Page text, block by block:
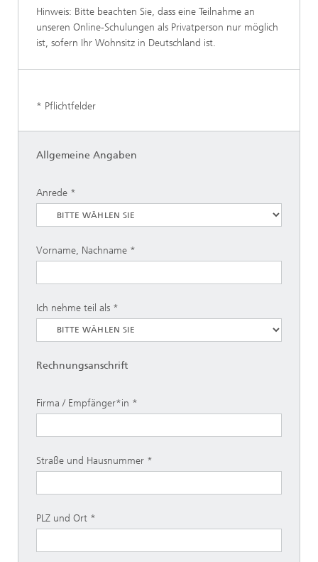
Hinweis: Bitte beachten Sie, dass eine Teilnahme an
unseren Online-Schulungen als Privatperson nur möglich
ist, sofern Ihr Wohnsitz in Deutschland ist.
* Pflichtfelder
Allgemeine Angaben
Anrede
Vorname, Nachname
Ich nehme teil als
Rechnungsanschrift
Firma / Empfänger*in
Straße und Hausnummer
PLZ und Ort